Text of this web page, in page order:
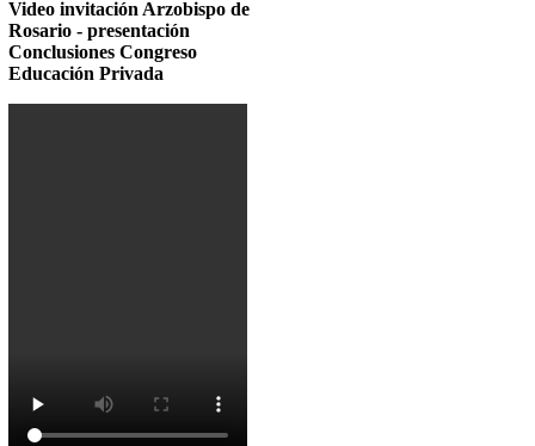
Video invitación Arzobispo de
Rosario - presentación
Conclusiones Congreso
Educación Privada